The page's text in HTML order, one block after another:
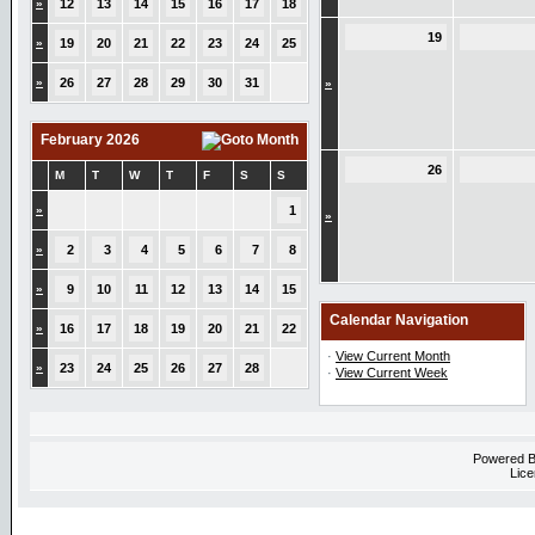
» 12 13 14 15 16 17 18
» 19 20 21 22 23 24 25
» 26 27 28 29 30 31
February 2026
M T W T F S S
» 1
» 2 3 4 5 6 7 8
» 9 10 11 12 13 14 15
» 16 17 18 19 20 21 22
» 23 24 25 26 27 28
»
19
»
26
Calendar Navigation
· View Current Month
· View Current Week
Powered